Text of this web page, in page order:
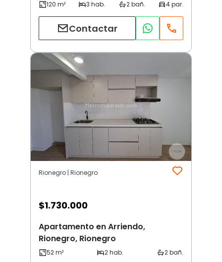
Contactar
Rionegro | Rionegro
$1.730.000
Apartamento en Arriendo,
Rionegro, Rionegro